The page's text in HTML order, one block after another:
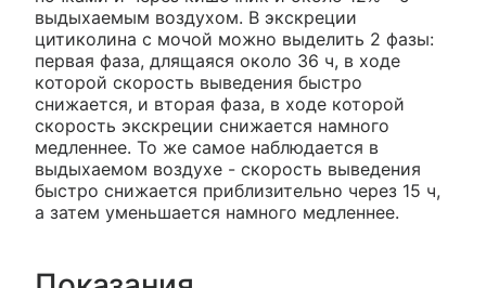
выдыхаемым воздухом. В экскреции
цитиколина с мочой можно выделить 2 фазы:
первая фаза, длящаяся около 36 ч, в ходе
которой скорость выведения быстро
снижается, и вторая фаза, в ходе которой
скорость экскреции снижается намного
медленнее. То же самое наблюдается в
выдыхаемом воздухе - скорость выведения
быстро снижается приблизительно через 15 ч,
а затем уменьшается намного медленнее.